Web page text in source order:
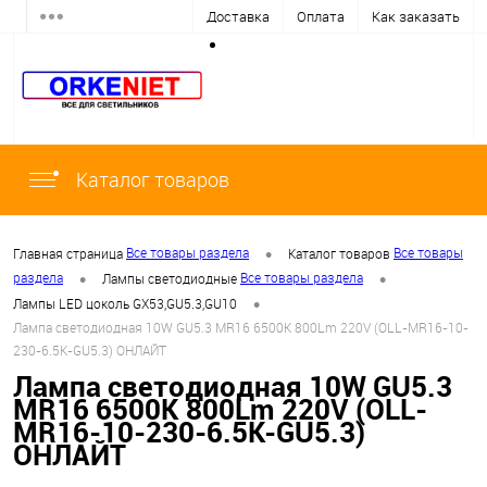
Доставка Оплата Как заказать
Каталог товаров
Главная страница Все товары раздела • Каталог товаров Все товары
раздела
• Лампы светодиодные Все товары раздела •
Лампы LED цоколь GX53,GU5.3,GU10 •
Лампа светодиодная 10W GU5.3 MR16 6500K 800Lm 220V (OLL-MR16-10-
230-6.5K-GU5.3) ОНЛАЙТ
Лампа светодиодная 10W GU5.3
MR16 6500K 800Lm 220V (OLL-
MR16-10-230-6.5K-GU5.3)
ОНЛАЙТ